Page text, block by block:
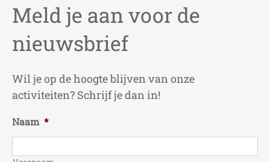
Meld je aan voor de
nieuwsbrief
Wil je op de hoogte blijven van onze
activiteiten? Schrijf je dan in!
Naam *